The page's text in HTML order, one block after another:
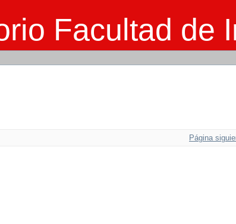
Facultad de
Página